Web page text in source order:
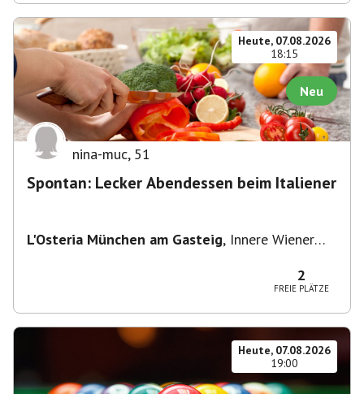
Heute, 07.08.2026
18:15
Neu
nina-muc, 51
Spontan: Lecker Abendessen beim Italiener
L'Osteria München am Gasteig, Innere Wiener
2
FREIE PLÄTZE
Heute, 07.08.2026
19:00